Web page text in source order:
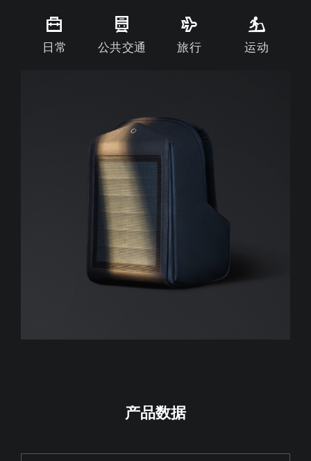
日常 公共交通 旅行 运动
产品数据